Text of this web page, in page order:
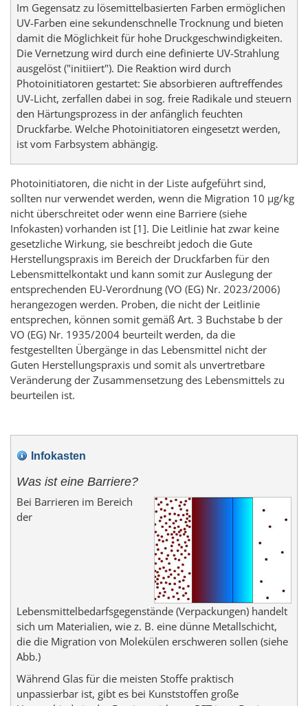
Im Gegensatz zu lösemittelbasierten Farben ermöglichen
UV-Farben eine sekundenschnelle Trocknung und bieten
damit die Möglichkeit für hohe Druckgeschwindigkeiten.
Die Vernetzung wird durch eine definierte UV-Strahlung
ausgelöst ("initiiert"). Die Reaktion wird durch
Photoinitiatoren gestartet: Sie absorbieren auftreffendes
UV-Licht, zerfallen dabei in sog. freie Radikale und steuern
den Härtungsprozess in der anfänglich feuchten
Druckfarbe. Welche Photoinitiatoren eingesetzt werden,
ist vom Farbsystem abhängig.
Photoinitiatoren, die nicht in der Liste aufgeführt sind,
sollten nur verwendet werden, wenn die Migration 10 µg/kg
nicht überschreitet oder wenn eine Barriere (siehe
Infokasten) vorhanden ist [1]. Die Leitlinie hat zwar keine
gesetzliche Wirkung, sie beschreibt jedoch die Gute
Herstellungspraxis im Bereich der Druckfarben für den
Lebensmittelkontakt und kann somit zur Auslegung der
entsprechenden EU-Verordnung (VO (EG) Nr. 2023/2006)
herangezogen werden. Proben, die nicht der Leitlinie
entsprechen, können somit gemäß Art. 3 Buchstabe b der
VO (EG) Nr. 1935/2004 beurteilt werden, da die
festgestellten Übergänge in das Lebensmittel nicht der
Guten Herstellungspraxis und somit als unvertretbare
Veränderung der Zusammensetzung des Lebensmittels zu
beurteilen ist.
Infokasten
Was ist eine Barriere?
Bei Barrieren im Bereich
der
Lebensmittelbedarfsgegenstände (Verpackungen) handelt
sich um Materialien, wie z. B. eine dünne Metallschicht,
die die Migration von Molekülen erschweren sollen (siehe
Abb.)
Während Glas für die meisten Stoffe praktisch
unpassierbar ist, gibt es bei Kunststoffen große